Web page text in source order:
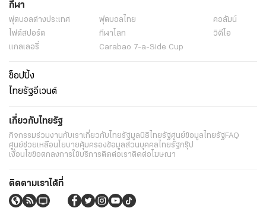
กีฬา
ฟุตบอลต่่างประเทศ ฟุตบอลไทย
คอลัมน์
ไฟต์สปอร์ต
กีฬาโลก
วิดีโอ
แกลเลอรี่
Carabao 7-a-Side Cup
ช็อปปิ้ง
ไทยรัฐอีเวนต์
เกี่ยวกับไทยรัฐ
กิจกรรมร่วมงานกับเราเกี่ยวกับไทยรัฐมูลนิธิไทยรัฐศูนย์ข้อมูลไทยรัฐFAQ
ศูนย์ช่วยเหลือนโยบายคุ้มครองข้อมูลส่วนบุคคลไทยรัฐกรุ๊ป
เงื่อนไขข้อตกลงการใช้บริการติดต่อเราติดต่อโฆษณา
ติดตามเราได้ที่